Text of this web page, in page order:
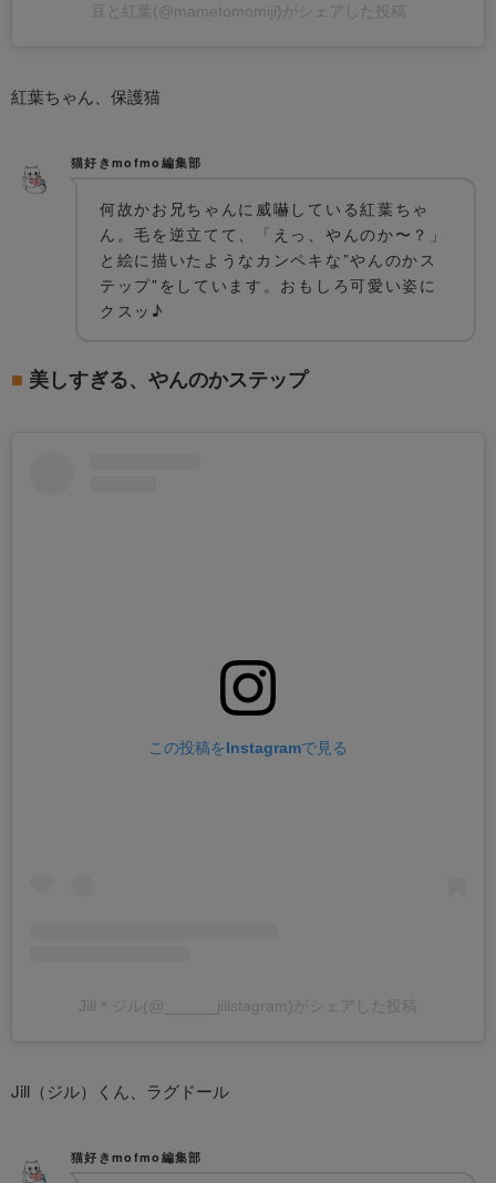
豆と紅葉(@mametomomiji)がシェアした投稿
紅葉ちゃん、保護猫
猫好きmofmo編集部
何故かお兄ちゃんに威嚇している紅葉ちゃ
ん。毛を逆立てて、「えっ、やんのか〜？」
と絵に描いたようなカンペキな”やんのかス
テップ”をしています。おもしろ可愛い姿に
クスッ♪
美しすぎる、やんのかステップ
この投稿をInstagramで見る
Jill＊ジル(@______jillstagram)がシェアした投稿
Jill（ジル）くん、ラグドール
猫好きmofmo編集部